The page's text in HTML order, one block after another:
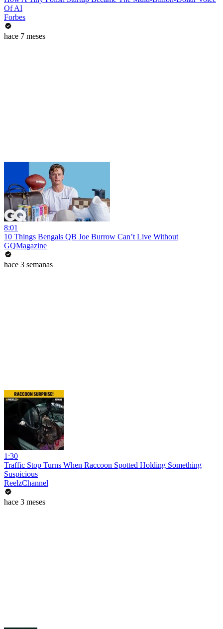
Of AI
Forbes
hace 7 meses
8:01
10 Things Bengals QB Joe Burrow Can’t Live Without
GQMagazine
hace 3 semanas
1:30
Traffic Stop Turns When Raccoon Spotted Holding Something
Suspicious
ReelzChannel
hace 3 meses